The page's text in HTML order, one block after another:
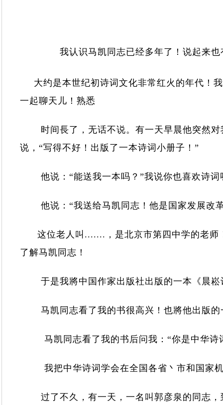
我认识马凯同志已经多年了！说起来
大约是本世纪初诗词文化非常红火的年代！
一起聊天儿！熟悉
时间長了，无话不说。有一天早晨他突然对
说，“写得不好！出版了一本诗词小册子！”
他说：“能送我一本吗？”我说你也喜欢诗词
他说：“我送给马凯同志！他是国家发展改
这位老人叫.......，是北京市第四中学的老
了解马凯同志！
于是我將中国作家出版社出版的一本《晨
马凯同志看了我的书很高兴！也將他出版
马凯同志看了我的书后问我：“你是中华
我把中华诗词学会在全国各省丶市和国家
过了不久，有一天，一名叫郭彦泉的同志